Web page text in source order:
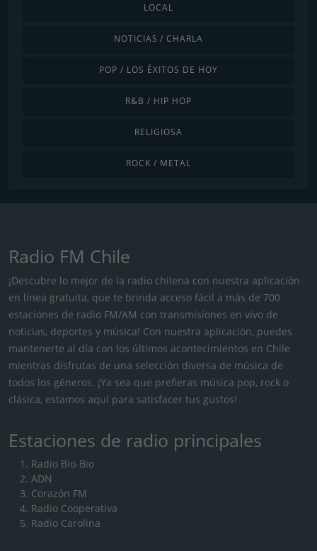
LOCAL
NOTICIAS / CHARLA
POP / LOS ÉXITOS DE HOY
R&B / HIP HOP
RELIGIOSA
ROCK / METAL
Radio FM Chile
¡Descubre lo mejor de la radio chilena con nuestra aplicación
en línea gratuita, que te brinda acceso fácil a más de 700
estaciones de radio FM/AM con transmisiones en vivo de
noticias, deportes y música! Con nuestra aplicación, puedes
mantenerte al día con los últimos acontecimientos en Chile
mientras disfrutas de una selección diversa de música de
todos los géneros. ¡Ya sea que prefieras música pop, rock o
clásica, estamos aquí para satisfacer tus gustos!
Estaciones de radio principales
Radio Bio-Bio
ADN
Corazón FM
Radio Cooperativa
Radio Carolina